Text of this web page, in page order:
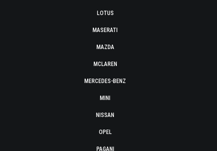
LOTUS
MASERATI
MAZDA
MCLAREN
MERCEDES-BENZ
MINI
NISSAN
OPEL
PAGANI